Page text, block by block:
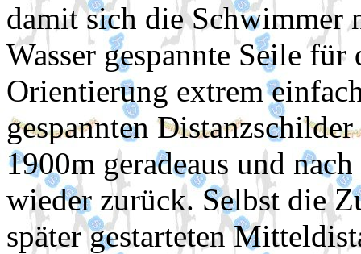
damit sich die Schwimmer
Wasser gespannte Seile
Orientierung extrem
gespannten
1900m geradeaus und
wieder zurück. Selbst die
später gestarteten